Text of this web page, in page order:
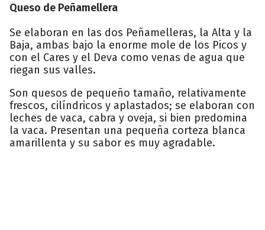
Queso de Peñamellera
Se elaboran en las dos Peñamelleras, la Alta y la
Baja, ambas bajo la enorme mole de los Picos y
con el Cares y el Deva como venas de agua que
riegan sus valles.
Son quesos de pequeño tamaño, relativamente
frescos, cilíndricos y aplastados; se elaboran con
leches de vaca, cabra y oveja, si bien predomina
la vaca. Presentan una pequeña corteza blanca
amarillenta y su sabor es muy agradable.